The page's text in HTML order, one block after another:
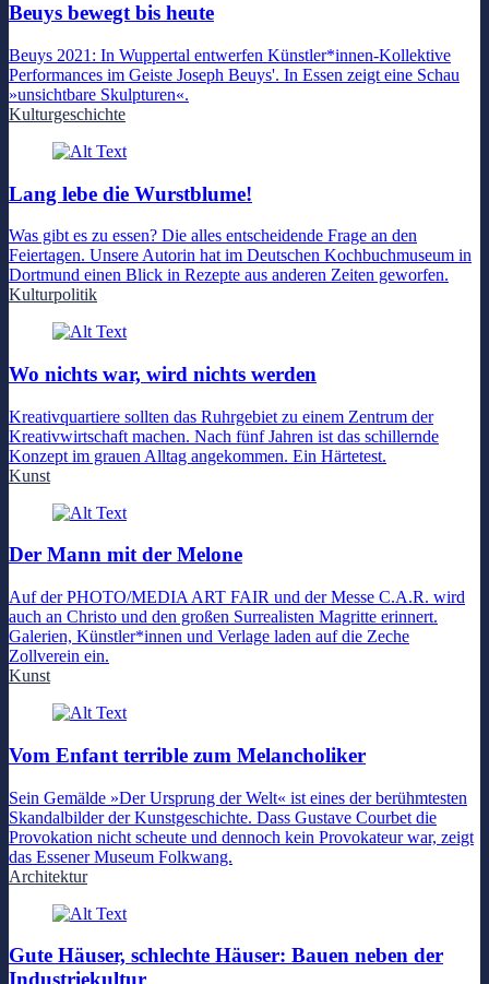
Beuys bewegt bis heute
Beuys 2021: In Wuppertal entwerfen Künstler*innen-Kollektive
Performances im Geiste Joseph Beuys'. In Essen zeigt eine Schau
»unsichtbare Skulpturen«.
Kulturgeschichte
Lang lebe die Wurstblume!
Was gibt es zu essen? Die alles entscheidende Frage an den
Feiertagen. Unsere Autorin hat im Deutschen Kochbuchmuseum in
Dortmund einen Blick in Rezepte aus anderen Zeiten geworfen.
Kulturpolitik
Wo nichts war, wird nichts werden
Kreativquartiere sollten das Ruhrgebiet zu einem Zentrum der
Kreativwirtschaft machen. Nach fünf Jahren ist das schillernde
Konzept im grauen Alltag angekommen. Ein Härtetest.
Kunst
Der Mann mit der Melone
Auf der PHOTO/MEDIA ART FAIR und der Messe C.A.R. wird
auch an Christo und den großen Surrealisten Magritte erinnert.
Galerien, Künstler*innen und Verlage laden auf die Zeche
Zollverein ein.
Kunst
Vom Enfant terrible zum Melancholiker
Sein Gemälde »Der Ursprung der Welt« ist eines der berühmtesten
Skandalbilder der Kunstgeschichte. Dass Gustave Courbet die
Provokation nicht scheute und dennoch kein Provokateur war, zeigt
das Essener Museum Folkwang.
Architektur
Gute Häuser, schlechte Häuser: Bauen neben der